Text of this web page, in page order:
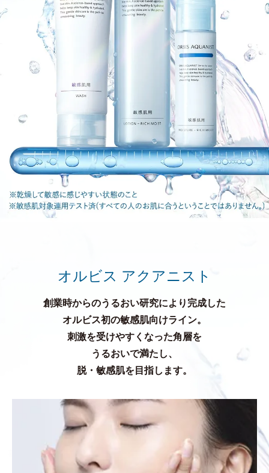
オルビス アクアニスト
創業時からのうるおい研究により完成した
オルビス初の敏感肌向けライン。
刺激を受けやすくなった角層を
うるおいで満たし、
脱・敏感肌を目指します。